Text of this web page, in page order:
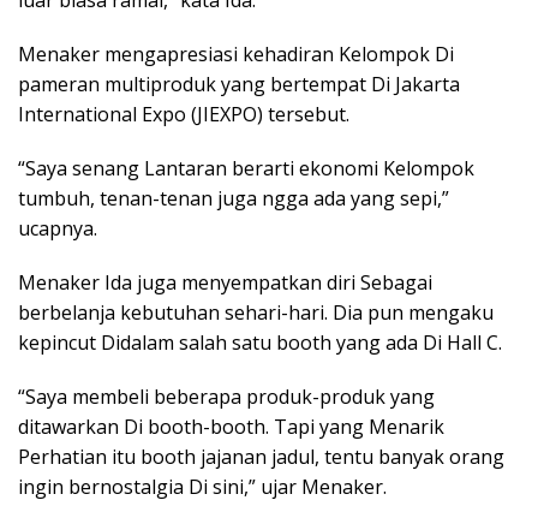
Menaker mengapresiasi kehadiran Kelompok Di
pameran multiproduk yang bertempat Di Jakarta
International Expo (JIEXPO) tersebut.
“Saya senang Lantaran berarti ekonomi Kelompok
tumbuh, tenan-tenan juga ngga ada yang sepi,”
ucapnya.
Menaker Ida juga menyempatkan diri Sebagai
berbelanja kebutuhan sehari-hari. Dia pun mengaku
kepincut Didalam salah satu booth yang ada Di Hall C.
“Saya membeli beberapa produk-produk yang
ditawarkan Di booth-booth. Tapi yang Menarik
Perhatian itu booth jajanan jadul, tentu banyak orang
ingin bernostalgia Di sini,” ujar Menaker.